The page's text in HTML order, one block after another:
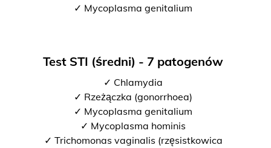
✓ Mycoplasma genitalium
Test STI (średni) - 7 patogenów
✓ Chlamydia
✓ Rzeżączka (gonorrhoea)
✓ Mycoplasma genitalium
✓ Mycoplasma hominis
✓ Trichomonas vaginalis (rzęsistkowica